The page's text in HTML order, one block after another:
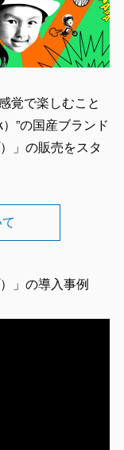
覚で楽しむこと
”の国産ブランド
」の販売をスタ
」の導入事例